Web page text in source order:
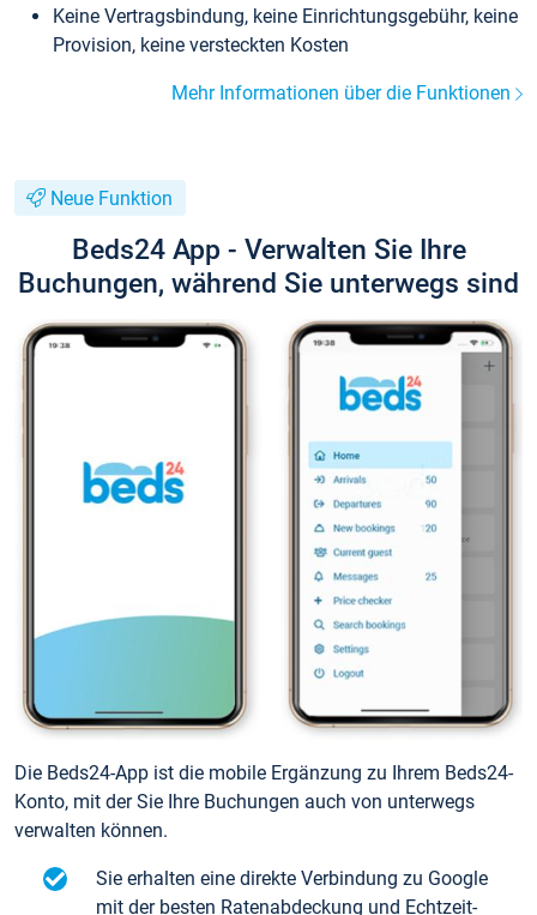
Keine Vertragsbindung, keine Einrichtungsgebühr, keine
Provision, keine versteckten Kosten
Mehr Informationen über die Funktionen
Neue Funktion
Beds24 App - Verwalten Sie Ihre
Buchungen, während Sie unterwegs sind
Die Beds24-App ist die mobile Ergänzung zu Ihrem Beds24-
Konto, mit der Sie Ihre Buchungen auch von unterwegs
verwalten können.
Sie erhalten eine direkte Verbindung zu Google
mit der besten Ratenabdeckung und Echtzeit-